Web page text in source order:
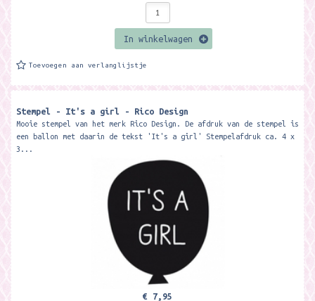
In winkelwagen
Toevoegen aan verlanglijstje
Stempel - It's a girl - Rico Design
Mooie stempel van het merk Rico Design. De afdruk van de stempel is
een ballon met daarin de tekst 'It's a girl' Stempelafdruk ca. 4 x
3...
€ 7,95